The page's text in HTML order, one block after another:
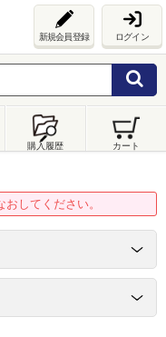
新規会員登録 ログイン
購入履歴 カート
してください。